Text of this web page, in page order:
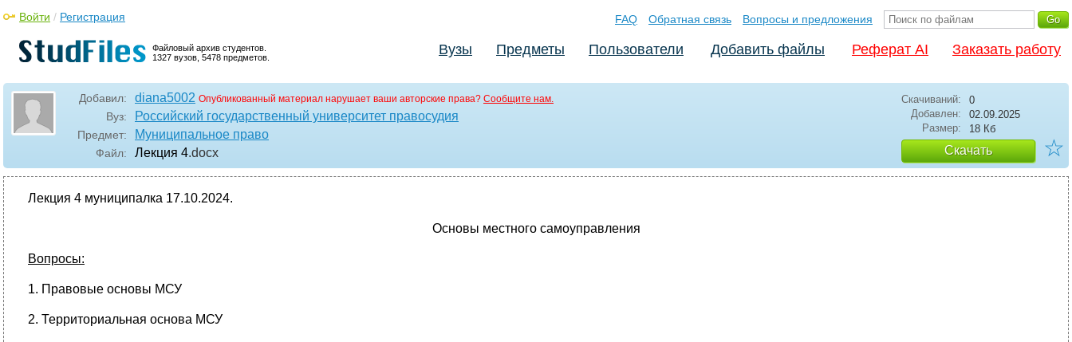
Файловый архив студентов.
1327 вузов, 5478 предметов.
Войти / Регистрация FAQ Обратная связь Вопросы и предложения
Вузы Предметы Пользователи Добавить файлы Реферат AI Заказать работу
Добавил: diana5002 Опубликованный материал нарушает ваши авторские права? Сообщите нам.
Вуз: Российский государственный университет правосудия
Предмет: Муниципальное право
Файл: Лекция 4.docx
Скачиваний:
0
Добавлен:
02.09.2025
Размер:
18 Кб
Скачать ☆
Лекция 4 муниципалка 17.10.2024.
Основы местного самоуправления
Вопросы:
1. Правовые основы МСУ
2. Территориальная основа МСУ